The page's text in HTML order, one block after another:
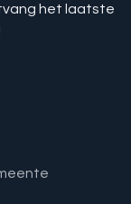
het laatste